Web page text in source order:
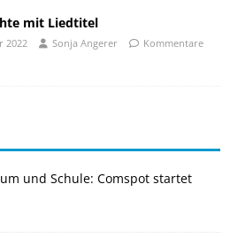
mit Liedtitel
2022 Sonja Angerer
Kommentare
und Schule: Comspot startet